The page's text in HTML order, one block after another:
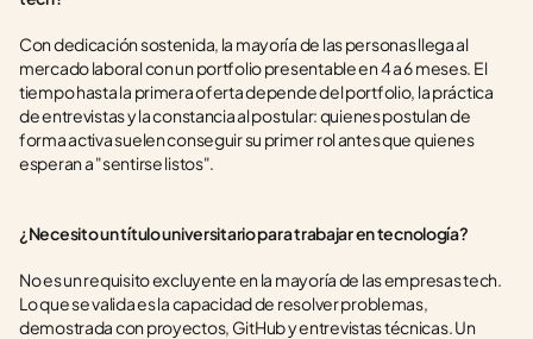
Con dedicación sostenida, la mayoría de las personas llega al
mercado laboral con un portfolio presentable en 4 a 6 meses. El
tiempo hasta la primera oferta depende del portfolio, la práctica
de entrevistas y la constancia al postular: quienes postulan de
forma activa suelen conseguir su primer rol antes que quienes
esperan a "sentirse listos".
¿Necesito un título universitario para trabajar en tecnología?
No es un requisito excluyente en la mayoría de las empresas tech.
Lo que se valida es la capacidad de resolver problemas,
demostrada con proyectos, GitHub y entrevistas técnicas. Un